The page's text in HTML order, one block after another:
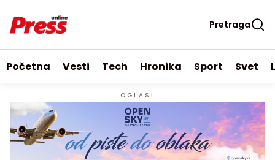
Pretraga
Početna Vesti Tech Hronika Sport Svet
OGLASI